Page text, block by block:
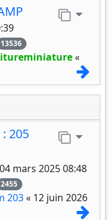
Aller
13536
«
Aller
205
04 mars 2025 08:48
2455
203« 12 juin 2026